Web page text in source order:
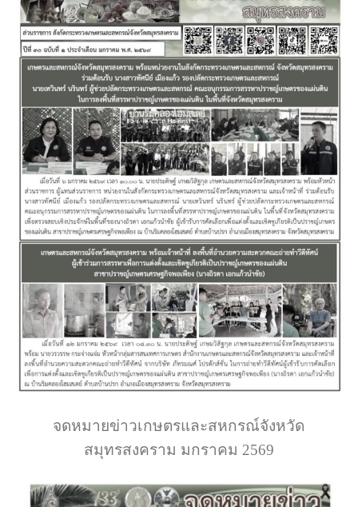
จดหมายข่าวเกษตรและสหกรณ์จังหวัด
สมุทรสงคราม มกราคม 2569